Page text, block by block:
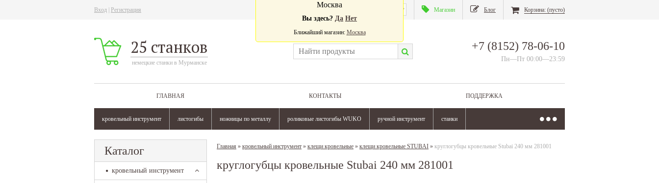
Вход Регистрация Магазин Блог Корзина: (пусто)
25 станков
немецкие станки в Мурманске
+7 (8152) 78-06-10
Пн—Пт 00:00—23:59
ГЛАВНАЯ КОНТАКТЫ ПОДДЕРЖКА
кровельный инструмент листогибы ножницы по металлу роликовые листогибы WUKO ручной инструмент станки
Москва
Вы здесь? Да Нет
Ближайший магазин: Москва
Каталог
кровельный инструмент
Главная » кровельный инструмент » клещи кровельные » клещи кровельные STUBAI » круглогубцы кровельные Stubai 240 мм 281001
круглогубцы кровельные Stubai 240 мм 281001